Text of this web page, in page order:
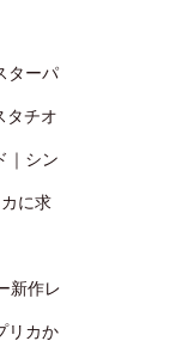
ターパ
タチオ
｜シン
に求
新作レ
リカか